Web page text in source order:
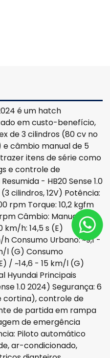
é um hatch
em custo-benefício,
de 3 cilindros (80 cv no
câmbio manual de 5
itens de série como
e controle de
- HB20 Sense 1.0
cilindros, 12V) Potência:
rpm Torque: 10,2 kgfm
Câmbio: Manual de 5
h: 14,5 s (E)
Consumo Urbano: ~9,1 -
l (G) Consumo
/ ~14,6 - 15 km/l (G)
Hyundai Principais
1.0 2024) Segurança: 6
cortina), controle de
de partida em rampa
de emergência
Piloto automático
ar-condicionado,